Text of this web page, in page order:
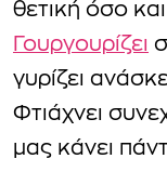
θετική όσο
Γουργουρίζει
γυρίζει
Φτιάχνει
μας κάνει